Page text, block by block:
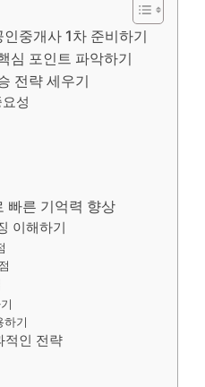
중개사 1차 준비하기
심 포인트 파악하기
전략 세우기
성
빠른 기억력 향상
이해하기
하기
적인 전략